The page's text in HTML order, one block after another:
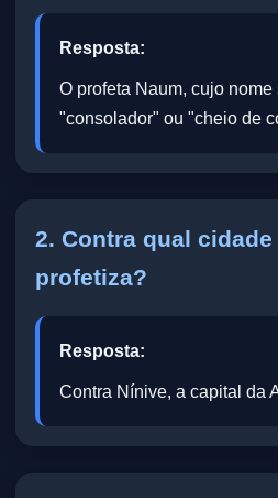
Resposta:
O profeta Naum, cujo nome
"consolador" ou "cheio de
2. Contra qual
profetiza?
Resposta:
Contra Nínive, a capital da